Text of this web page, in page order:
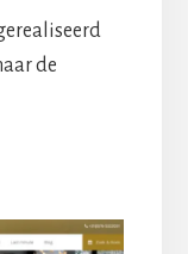
de